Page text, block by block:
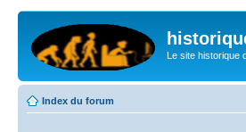
Le site historique
Index du forum